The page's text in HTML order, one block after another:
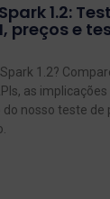
1.2:
preços e
1.2?
as
do nosso teste